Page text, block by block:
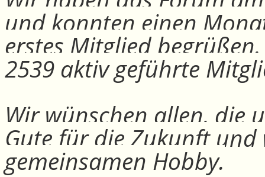
und konnten einen
erstes Mitglied
2539 aktiv geführte
Wir wünschen allen, die
Gute für die Zukunft
gemeinsamen Hobby.